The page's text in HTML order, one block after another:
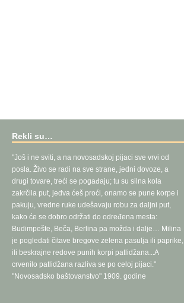
Rekli su…
"Još i ne sviti, a na novosadskoj pijaci sve vrvi od
posla. Živo se radi na sve strane, jedni dovoze, a
drugi tovare, treći se pogađaju; tu su silna kola
zakrčila put, jedva ćeš proći, onamo se pune korpe i
pakuju, vredne ruke udešavaju robu za daljni put,
kako će se dobro održati do određena mesta:
Budimpešte, Beča, Berlina pa možda i dalje… Milina
je pogledati čitave bregove zelena pasulja ili paprike,
ili beskrajne redove punih korpi patlidžana...A
crvenilo patlidžana razliva se po celoj pijaci."
"Novosadsko baštovanstvo" 1909. godine